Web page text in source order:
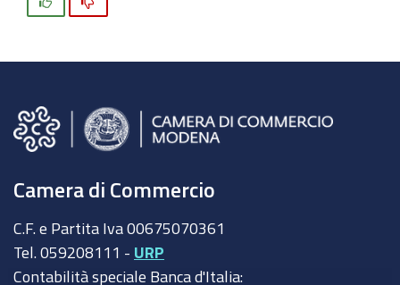
Camera di Commercio
C.F. e Partita Iva 00675070361
Tel. 059208111 - URP
Contabilità speciale Banca d'Italia: